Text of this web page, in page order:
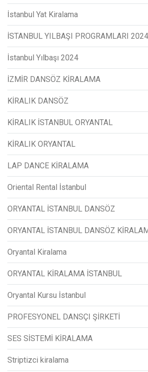
İstanbul Yat Kiralama
İSTANBUL YILBAŞI PROGRAMLARI 2024
İstanbul Yılbaşı 2024
İZMİR DANSÖZ KİRALAMA
KİRALIK DANSÖZ
KİRALIK İSTANBUL ORYANTAL
KİRALIK ORYANTAL
LAP DANCE KİRALAMA
Oriental Rental İstanbul
ORYANTAL İSTANBUL DANSÖZ
ORYANTAL İSTANBUL DANSÖZ
Oryantal Kiralama
ORYANTAL KİRALAMA İSTANBUL
Oryantal Kursu İstanbul
PROFESYONEL DANSÇI ŞİRKETİ
SES SİSTEMİ KİRALAMA
Striptizci kiralama